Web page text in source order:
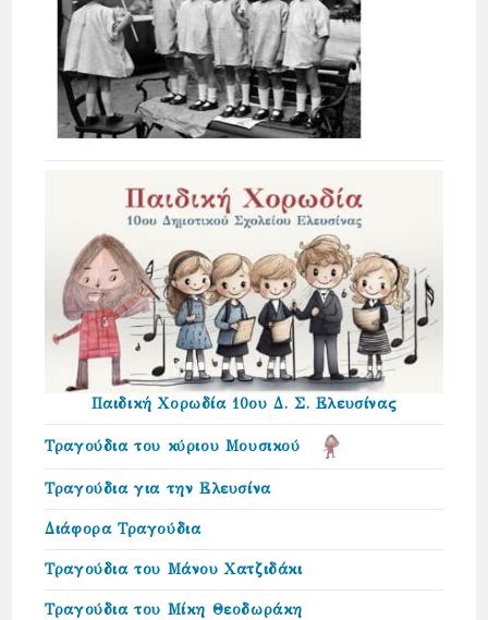
Παιδική Χορωδία 10ου Δ. Σ. Ελευσίνας
Τραγούδια του κύριου Μουσικού
Τραγούδια για την Ελευσίνα
Διάφορα Τραγούδια
Τραγούδια του Μάνου Χατζιδάκι
Τραγούδια του Μίκη Θεοδωράκη